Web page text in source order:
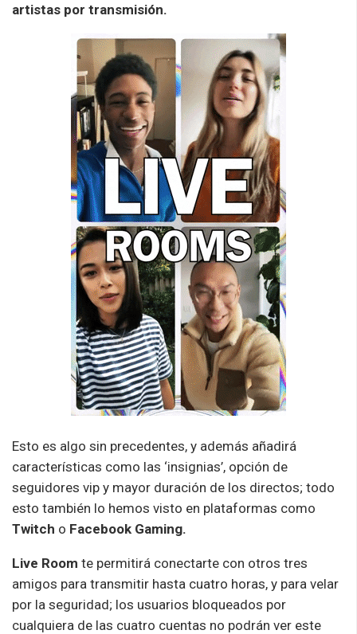
artistas por transmisión.
Esto es algo sin precedentes, y además añadirá
características como las ‘insignias’, opción de
seguidores vip y mayor duración de los directos; todo
esto también lo hemos visto en plataformas como
Twitch o Facebook Gaming.
Live Room te permitirá conectarte con otros tres
amigos para transmitir hasta cuatro horas, y para velar
por la seguridad; los usuarios bloqueados por
cualquiera de las cuatro cuentas no podrán ver este